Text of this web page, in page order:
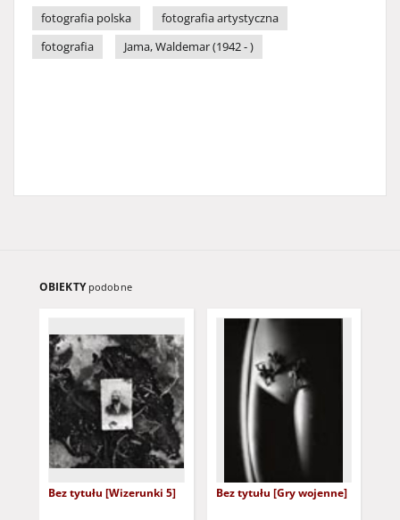
fotografia polska
fotografia artystyczna
fotografia
Jama, Waldemar (1942 - )
OBIEKTY podobne
Bez tytułu [Wizerunki 5] Bez tytułu [Gry wojenne]